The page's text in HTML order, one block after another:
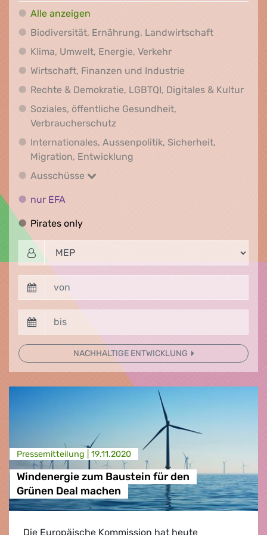
Alle anzeigen
Biodiversität, Ernährung, Landwirtschaft
Klima, Umwelt, Energie, VerkehrKlima, Umwelt,
Wirtschaft, Finanzen und IndustrieWirtschaft,
Rechte & Demokratie, LGBTQI, Digitales & Kultur
Soziales, öffentliche Gesundheit,
VerbraucherschutzSoziales, öffentliche Gesundheit,
Internationales, Aussenpolitik, Sicherheit,
Migration, Entwicklung
Ausschüsse
Ausschüsse
nur EFA
Pirates onlyPirates only
NACHHALTIGE ENTWICKLUNG
Presse­mitteilung | 19.11.2020
Windenergie zum Baustein für den
Grünen Deal machen
Die Europäische Kommission hat heute